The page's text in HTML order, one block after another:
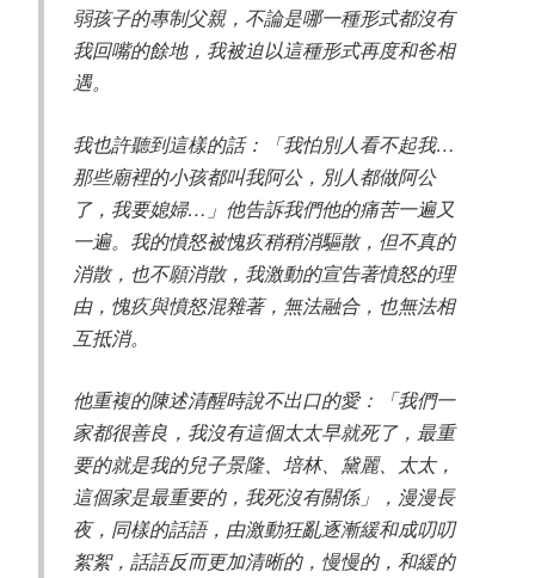
弱孩子的專制父親，不論是哪一種形式都沒有
我回嘴的餘地，我被迫以這種形式再度和爸相
遇。
我也許聽到這樣的話：「我怕別人看不起我…
那些廟裡的小孩都叫我阿公，別人都做阿公
了，我要媳婦…」他告訴我們他的痛苦一遍又
一遍。我的憤怒被愧疚稍稍消驅散，但不真的
消散，也不願消散，我激動的宣告著憤怒的理
由，愧疚與憤怒混雜著，無法融合，也無法相
互抵消。
他重複的陳述清醒時說不出口的愛：「我們一
家都很善良，我沒有這個太太早就死了，最重
要的就是我的兒子景隆、培林、黛麗、太太，
這個家是最重要的，我死沒有關係」，漫漫長
夜，同樣的話語，由激動狂亂逐漸緩和成叨叨
絮絮，話語反而更加清晰的，慢慢的，和緩的